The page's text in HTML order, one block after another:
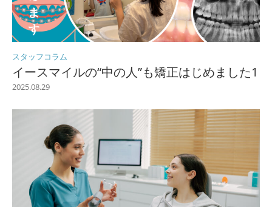
スタッフコラム
イースマイルの“中の人”も矯正はじめました1
2025.08.29